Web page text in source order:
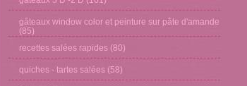
gâteaux window color et peinture sur pâte d'amande
(85)
recettes salées rapides (80)
quiches - tartes salées (58)